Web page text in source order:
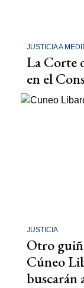
JUSTICIA A
La Corte
en el
JUSTICIA
Otro
Cúneo
buscarán